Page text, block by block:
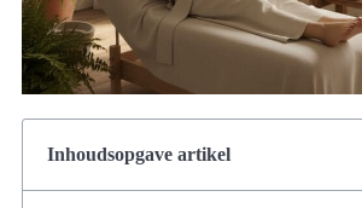
Inhoudsopgave artikel